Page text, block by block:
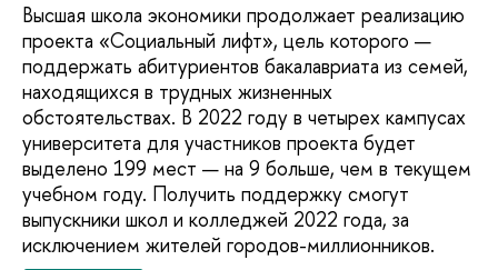
Высшая школа экономики продолжает реализацию
проекта «Социальный лифт», цель которого —
поддержать абитуриентов бакалавриата из семей,
находящихся в трудных жизненных
обстоятельствах. В 2022 году в четырех кампусах
университета для участников проекта будет
выделено 199 мест — на 9 больше, чем в текущем
учебном году. Получить поддержку смогут
выпускники школ и колледжей 2022 года, за
исключением жителей городов-миллионников.